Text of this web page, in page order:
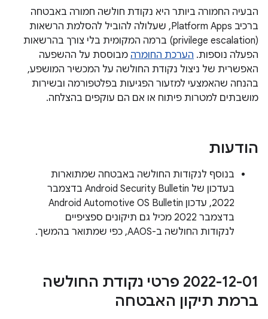
הבעיה החמורה ביותר היא נקודת חולשה חמורה באבטחה
ברכיב Platform Apps, שעלולה להוביל להסלמת הרשאות
(privilege escalation) ברמה המקומית בלי צורך בהרשאות
הפעלה נוספות. הערכת החומרה מבוססת על ההשפעה
האפשרית של ניצול נקודת החולשה על המכשיר המושפע,
בהנחה שהאמצעי למזעור הפגיעות בפלטפורמה ובשירות
מושבתים למטרות פיתוח או אם הם עוקפים בהצלחה.
הודעות
בנוסף לנקודות החולשה באבטחה שמתוארות
בעדכון של Android Security Bulletin בדצמבר
2022, עדכון Android Automotive OS Bulletin
בדצמבר 2022 מכיל גם תיקונים ספציפיים
לנקודות החולשה ב-AAOS, כפי שמתואר בהמשך.
2022-12-01 פרטי נקודת החולשה
ברמת תיקון האבטחה